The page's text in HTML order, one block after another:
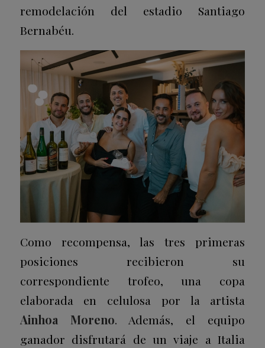
remodelación del estadio Santiago
Bernabéu.
Como recompensa, las tres primeras
posiciones recibieron su
correspondiente trofeo, una copa
elaborada en celulosa por la artista
Ainhoa Moreno. Además, el equipo
ganador disfrutará de un viaje a Italia